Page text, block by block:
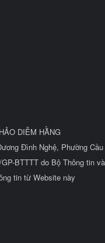
DIỄM HẰNG
Đình Nghệ, Phường
BTTTT do Bộ Thông tin
tin từ Website này